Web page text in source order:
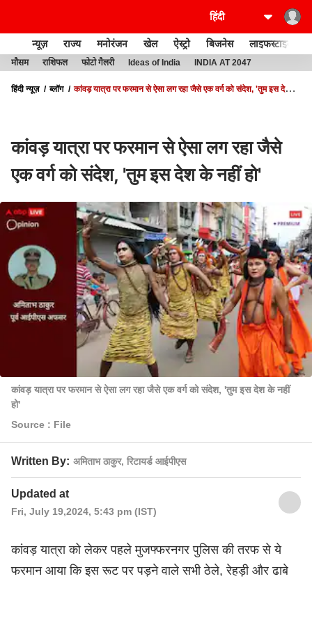
न्यूज़ राज्य मनोरंजन खेल ऐस्ट्रो बिजनेस लाइफस्टाइल
मौसम राशिफल फोटो गैलरी Ideas of India INDIA AT 2047
हिंदी न्यूज़ ब्लॉग
कांवड़ यात्रा पर फरमान से ऐसा लग रहा जैसे एक वर्ग को संदेश, 'तुम इस देश के
कांवड़ यात्रा पर फरमान से ऐसा लग रहा जैसे
एक वर्ग को संदेश, 'तुम इस देश के नहीं हो'
कांवड़ यात्रा पर फरमान से ऐसा लग रहा जैसे एक वर्ग को संदेश, 'तुम इस देश के नहीं
हो'
Source : File
Written By: अमिताभ ठाकुर, रिटायर्ड आईपीएस
Updated at
Fri, July 19,2024, 5:43 pm (IST)
कांवड़ यात्रा को लेकर पहले मुजफ्फरनगर पुलिस की तरफ से ये
फरमान आया कि इस रूट पर पड़ने वाले सभी ठेले, रेहड़ी और ढाबे